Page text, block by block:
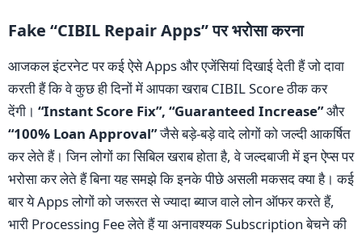
Fake “CIBIL Repair Apps” पर भरोसा करना
आजकल इंटरनेट पर कई ऐसे Apps और एजेंसियां दिखाई देती हैं जो दावा
करती हैं कि वे कुछ ही दिनों में आपका खराब CIBIL Score ठीक कर
देंगी। “Instant Score Fix”, “Guaranteed Increase”और
“100% Loan Approval”जैसे बड़े-बड़े वादे लोगों को जल्दी आकर्षित
कर लेते हैं। जिन लोगों का सिबिल खराब होता है, वे जल्दबाजी में इन ऐप्स पर
भरोसा कर लेते हैं बिना यह समझे कि इनके पीछे असली मकसद क्या है। कई
बार ये Apps लोगों को जरूरत से ज्यादा ब्याज वाले लोन ऑफर करते हैं,
भारी Processing Fee लेते हैं या अनावश्यक Subscription बेचने की